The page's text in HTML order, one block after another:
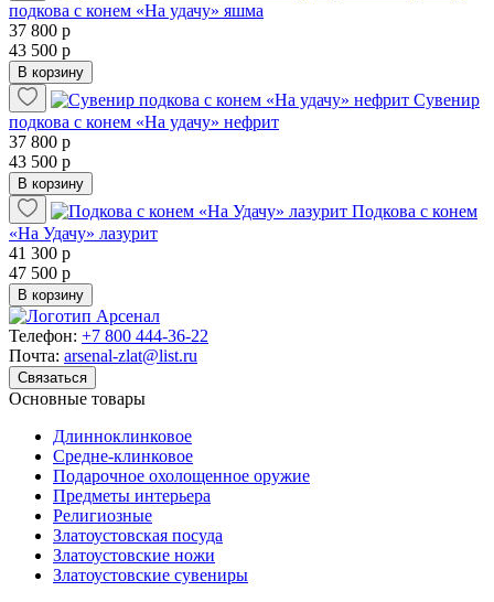
подкова с конем «На удачу» яшма
37 800 р
43 500 р
В корзину
Сувенир
подкова с конем «На удачу» нефрит
37 800 р
43 500 р
В корзину
Подкова с конем
«На Удачу» лазурит
41 300 р
47 500 р
В корзину
Телефон: +7 800 444-36-22
Почта: arsenal-zlat@list.ru
Связаться
Основные товары
Длинноклинковое
Средне-клинковое
Подарочное охолощенное оружие
Предметы интерьера
Религиозные
Златоустовская посуда
Златоустовские ножи
Златоустовские сувениры